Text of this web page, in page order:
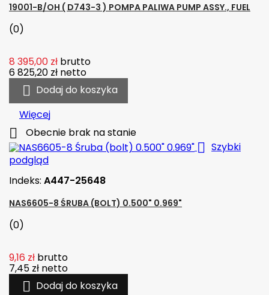
19001-B/OH ( D743-3 ) POMPA PALIWA PUMP ASSY., FUEL
(0)
8 395,00 zł brutto
6 825,20 zł netto
 Dodaj do koszyka
Więcej
 Obecnie brak na stanie
 Szybki
podgląd
Indeks: A447-25648
NAS6605-8 ŚRUBA (BOLT) 0.500" 0.969"
(0)
9,16 zł brutto
7,45 zł netto
 Dodaj do koszyka